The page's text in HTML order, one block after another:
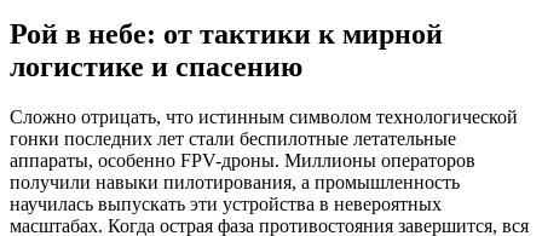
Рой в небе: от тактики к мирной
логистике и спасению
Сложно отрицать, что истинным символом технологической
гонки последних лет стали беспилотные летательные
аппараты, особенно FPV-дроны. Миллионы операторов
получили навыки пилотирования, а промышленность
научилась выпускать эти устройства в невероятных
масштабах. Когда острая фаза противостояния завершится, вся